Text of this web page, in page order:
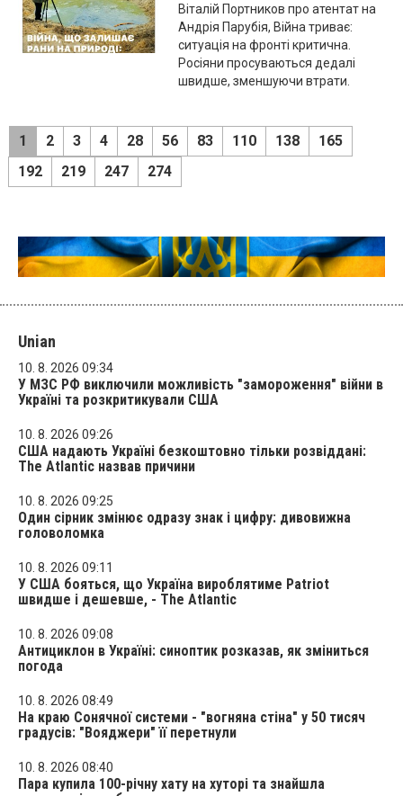
Віталій Портников про атентат на
Андрія Парубія, Війна триває:
ситуація на фронті критична.
Росіяни просуваються дедалі
швидше, зменшуючи втрати.
1 2 3 4 28 56 83 110 138
165
192
219 247 274
Unian
10. 8. 2026 09:34
У МЗС РФ виключили можливість "замороження" війни в
Україні та розкритикували США
10. 8. 2026 09:26
США надають Україні безкоштовно тільки розвіддані:
The Atlantic назвав причини
10. 8. 2026 09:25
Один сірник змінює одразу знак і цифру: дивовижна
головоломка
10. 8. 2026 09:11
У США бояться, що Україна вироблятиме Patriot
швидше і дешевше, - The Atlantic
10. 8. 2026 09:08
Антициклон в Україні: синоптик розказав, як зміниться
погода
10. 8. 2026 08:49
На краю Сонячної системи - "вогняна стіна" у 50 тисяч
градусів: "Вояджери" її перетнули
10. 8. 2026 08:40
Пара купила 100-річну хату на хуторі та знайшла